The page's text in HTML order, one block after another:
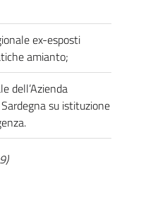
ex-esposti
amianto;
dell’Azienda
su istituzione